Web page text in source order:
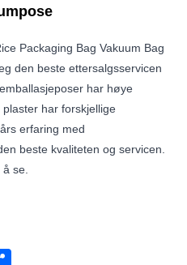
Packaging Bag Vakuum Bag
den beste ettersalgsservicen
har høye
har forskjellige
erfaring med
beste kvaliteten og servicen.
se.